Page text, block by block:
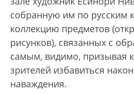
собранную им по русским
коллекцию предметов
рисунков), связанных с
самым, видимо, призывая
зрителей избавиться
наваждения.